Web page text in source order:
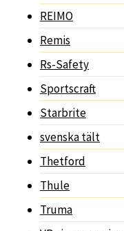
REIMO
Remis
Rs-Safety
Sportscraft
Starbrite
svenska tält
Thetford
Thule
Truma